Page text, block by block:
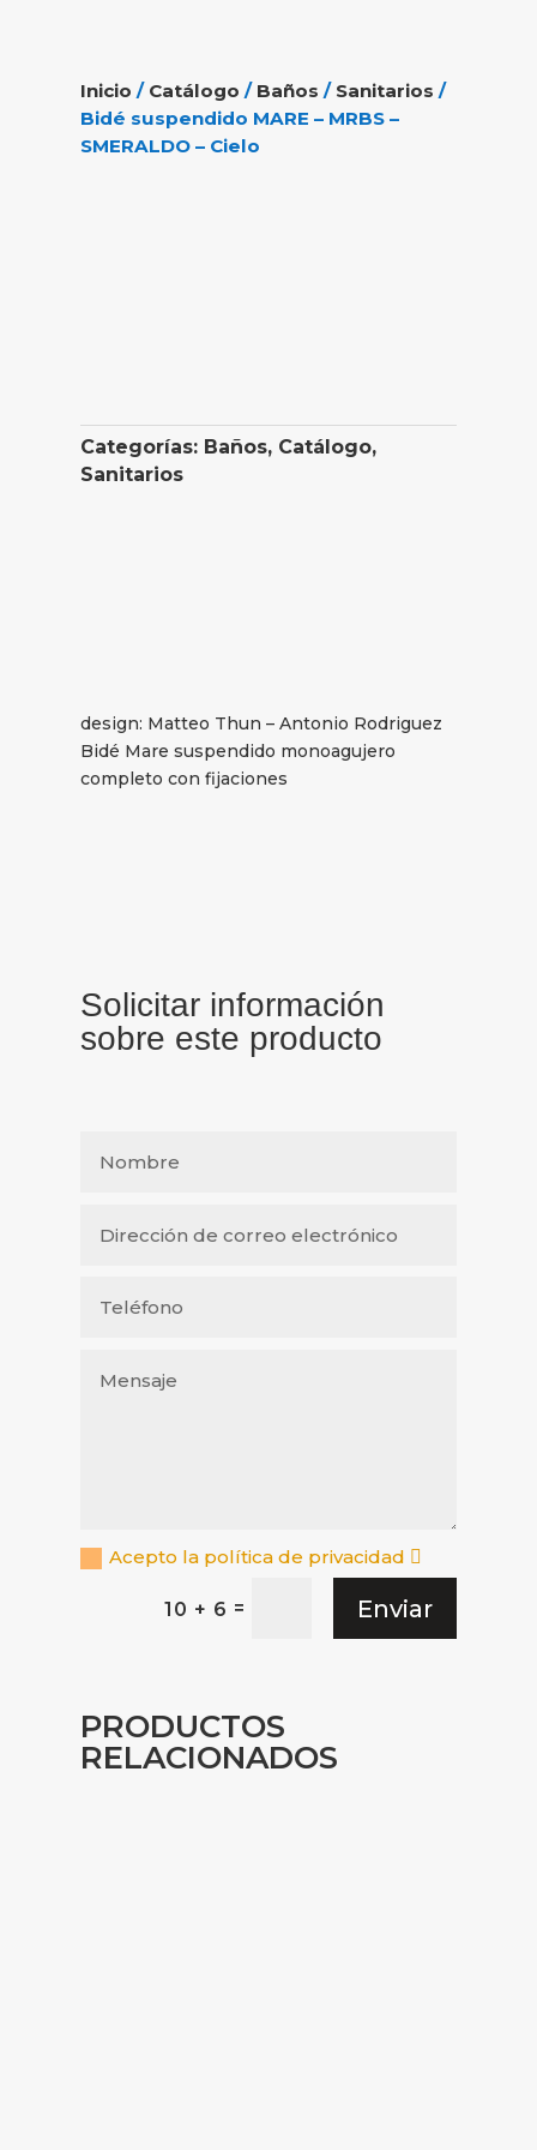
Inicio / Catálogo / Baños / Sanitarios /
Bidé suspendido MARE – MRBS –
SMERALDO – Cielo
Categorías: Baños, Catálogo,
Sanitarios
design: Matteo Thun – Antonio Rodriguez
Bidé Mare suspendido monoagujero
completo con fijaciones
Solicitar información
sobre este producto
Acepto la política de privacidad
10 + 6 = Enviar
PRODUCTOS
RELACIONADOS